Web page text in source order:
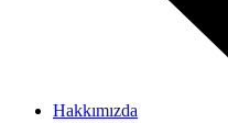
Hakkımızda